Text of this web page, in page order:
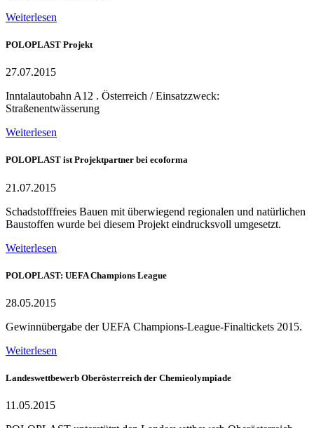
Weiterlesen
POLOPLAST Projekt
27.07.2015
Inntalautobahn A12 . Österreich / Einsatzzweck:
Straßenentwässerung
Weiterlesen
POLOPLAST ist Projektpartner bei ecoforma
21.07.2015
Schadstofffreies Bauen mit überwiegend regionalen und natürlichen
Baustoffen wurde bei diesem Projekt eindrucksvoll umgesetzt.
Weiterlesen
POLOPLAST: UEFA Champions League
28.05.2015
Gewinnübergabe der UEFA Champions-League-Finaltickets 2015.
Weiterlesen
Landeswettbewerb Oberösterreich der Chemieolympiade
11.05.2015